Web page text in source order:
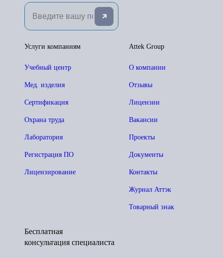
Attek Group
О компании
Отзывы
Лицензии
Вакансии
Проекты
Документы
Контакты
Журнал Аттэк
Товарный знак
Услуги компаниям
Учебный центр
Мед. изделия
Сертификация
Охрана труда
Лаборатория
Регистрация ПО
Лицензирование
Бесплатная
консультация специалиста